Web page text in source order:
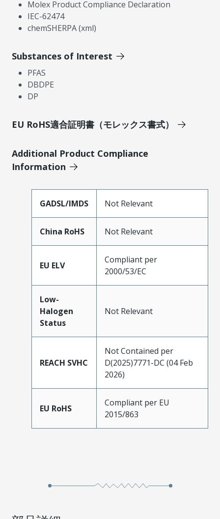
Molex Product Compliance Declaration
IEC-62474
chemSHERPA (xml)
Substances of Interest
PFAS
DBDPE
DP
EU RoHS適合証明書（モレックス書式）
Additional Product Compliance
Information
GADSL/IMDS Not Relevant
China RoHS Not Relevant
EU ELV
Compliant per
2000/53/EC
Low-
Halogen
Status
Not Relevant
REACH SVHC
Not Contained per
D(2025)7771-DC (04 Feb
2026)
EU RoHS
Compliant per EU
2015/863